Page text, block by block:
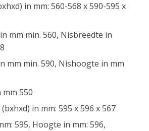
in mm: 560-568 x 590-595 x
mm min. 560, Nisbreedte in
mm min. 590, Nishoogte in mm
550
in mm: 595 x 596 x 567
595, Hoogte in mm: 596,